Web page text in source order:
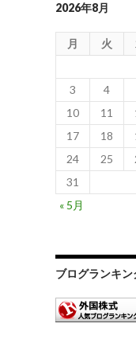
2026年8月
月 火
3
4
10
11
17
18
24
25
31
« 5月
ブログランキン